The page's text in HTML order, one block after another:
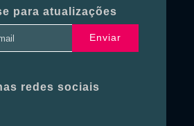
para atualizações
Enviar
redes sociais